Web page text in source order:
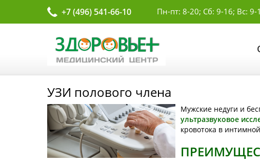
+7 (496) 541-66-10 Пн-пт: 8-20; Сб: 9-16; Вс: 9-
УЗИ полового члена
Мужские недуги и
ультразвуковое
кровотока в